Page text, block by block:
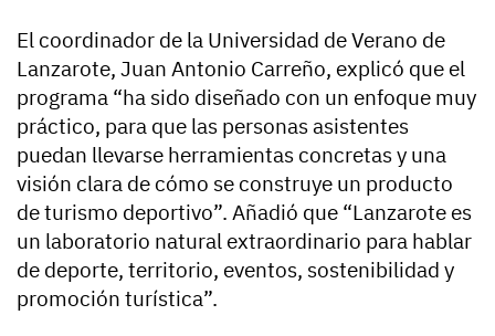
El coordinador de la Universidad de Verano de
Lanzarote, Juan Antonio Carreño, explicó que el
programa “ha sido diseñado con un enfoque muy
práctico, para que las personas asistentes
puedan llevarse herramientas concretas y una
visión clara de cómo se construye un producto
de turismo deportivo”. Añadió que “Lanzarote es
un laboratorio natural extraordinario para hablar
de deporte, territorio, eventos, sostenibilidad y
promoción turística”.